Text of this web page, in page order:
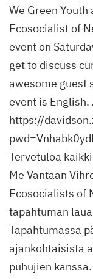
We Green Youth
Ecosocialist of
event on
get to discuss
awesome guest
event is English.
https://
Tervetuloa
Me Vantaan
Ecosocialists of
tapahtuman
Tapahtumassa
ajankohtaisista
puhujien